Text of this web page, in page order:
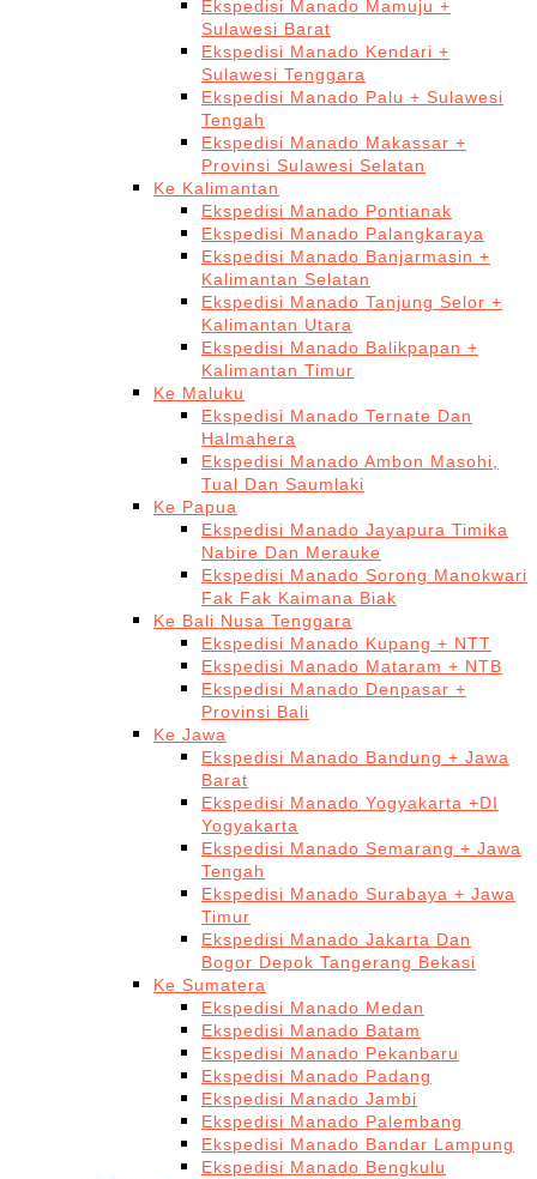
Ekspedisi Manado Mamuju +
Sulawesi Barat
Ekspedisi Manado Kendari +
Sulawesi Tenggara
Ekspedisi Manado Palu + Sulawesi
Tengah
Ekspedisi Manado Makassar +
Provinsi Sulawesi Selatan
Ke Kalimantan
Ekspedisi Manado Pontianak
Ekspedisi Manado Palangkaraya
Ekspedisi Manado Banjarmasin +
Kalimantan Selatan
Ekspedisi Manado Tanjung Selor +
Kalimantan Utara
Ekspedisi Manado Balikpapan +
Kalimantan Timur
Ke Maluku
Ekspedisi Manado Ternate Dan
Halmahera
Ekspedisi Manado Ambon Masohi,
Tual Dan Saumlaki
Ke Papua
Ekspedisi Manado Jayapura Timika
Nabire Dan Merauke
Ekspedisi Manado Sorong Manokwari
Fak Fak Kaimana Biak
Ke Bali Nusa Tenggara
Ekspedisi Manado Kupang + NTT
Ekspedisi Manado Mataram + NTB
Ekspedisi Manado Denpasar +
Provinsi Bali
Ke Jawa
Ekspedisi Manado Bandung + Jawa
Barat
Ekspedisi Manado Yogyakarta +DI
Yogyakarta
Ekspedisi Manado Semarang + Jawa
Tengah
Ekspedisi Manado Surabaya + Jawa
Timur
Ekspedisi Manado Jakarta Dan
Bogor Depok Tangerang Bekasi
Ke Sumatera
Ekspedisi Manado Medan
Ekspedisi Manado Batam
Ekspedisi Manado Pekanbaru
Ekspedisi Manado Padang
Ekspedisi Manado Jambi
Ekspedisi Manado Palembang
Ekspedisi Manado Bandar Lampung
Ekspedisi Manado Bengkulu